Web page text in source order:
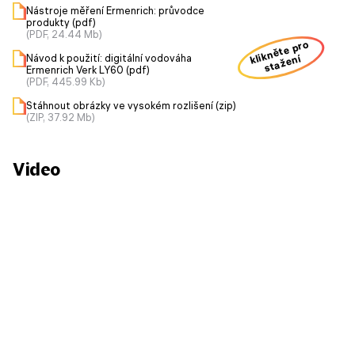
Nástroje měření Ermenrich: průvodce
produkty (pdf)
(PDF, 24.44 Mb)
Návod k použití: digitální vodováha
Ermenrich Verk LY60 (pdf)
(PDF, 445.99 Kb)
Stáhnout obrázky ve vysokém rozlišení (zip)
(ZIP, 37.92 Mb)
klikněte pro
stažení
Video